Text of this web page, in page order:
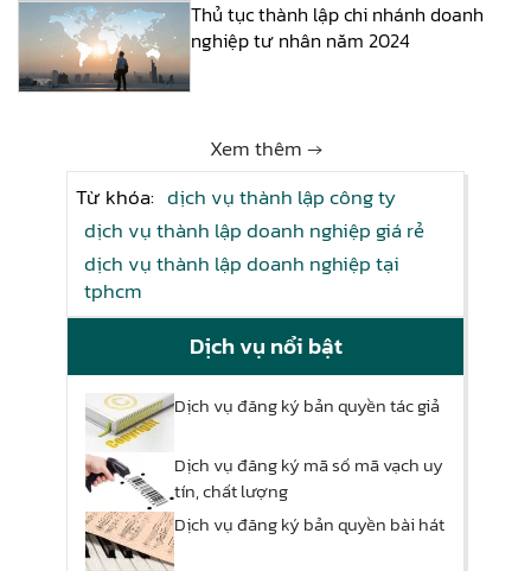
Thủ tục thành lập chi nhánh doanh
nghiệp tư nhân năm 2024
Xem thêm →
Từ khóa: dịch vụ thành lập công ty
dịch vụ thành lập doanh nghiệp giá rẻ
dịch vụ thành lập doanh nghiệp tại
tphcm
Dịch vụ nổi bật
Dịch vụ đăng ký bản quyền tác giả
Dịch vụ đăng ký mã số mã vạch uy
tín, chất lượng
Dịch vụ đăng ký bản quyền bài hát